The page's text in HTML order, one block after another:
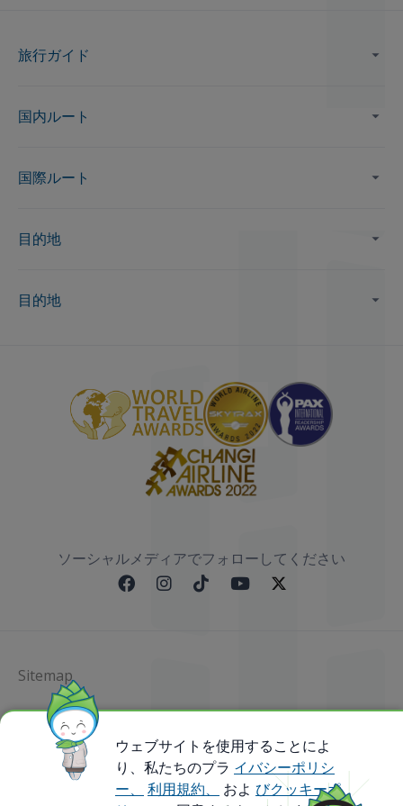
旅行ガイド
国内ルート
国際ルート
目的地
目的地
ソーシャルメディアでフォローしてください
Sitemap
@ 2023 Bamboo Airways Copyright. All Rights
Reserved.
Business Registration Code: 010786737
ウェブサイトを使用することによ
り、私たちのプラ イバシーポリシ
ー、
利用規約、 およ びクッキーポ